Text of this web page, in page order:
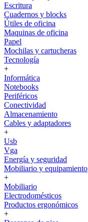
Escritura
Cuadernos y blocks
Útiles de oficina
Maquinas de oficina
Papel
Mochilas y cartucheras
Tecnología
+
Informática
Notebooks
Periféricos
Conectividad
Almacenamiento
Cables y adaptadores
+
Usb
Vga
Energía y seguridad
Mobiliario y equipamiento
+
Mobiliario
Electrodomésticos
Productos ergonómicos
+